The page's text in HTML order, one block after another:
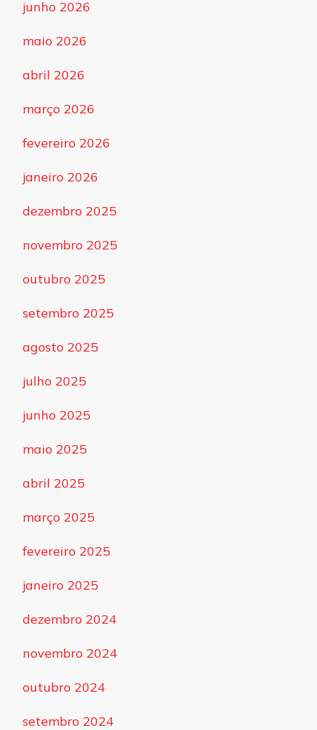
junho 2026
maio 2026
abril 2026
março 2026
fevereiro 2026
janeiro 2026
dezembro 2025
novembro 2025
outubro 2025
setembro 2025
agosto 2025
julho 2025
junho 2025
maio 2025
abril 2025
março 2025
fevereiro 2025
janeiro 2025
dezembro 2024
novembro 2024
outubro 2024
setembro 2024